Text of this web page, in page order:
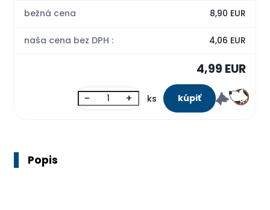
bežná cena 8,90 EUR
naša cena bez DPH : 4,06 EUR
4,99 EUR
- + ks
Popis